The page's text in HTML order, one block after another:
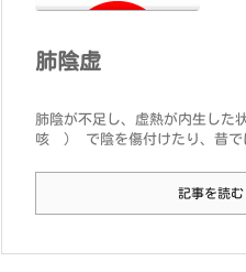
肺陰虚
肺陰が不足し、虚熱が内生し
咳 ） で陰を傷付けたり、昔
記事を読む